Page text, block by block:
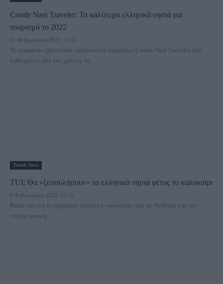
Conde Nast Traveler: Τα καλύτερα ελληνικά νησιά για
τουρισμό το 2022
21 Φεβρουαρίου 2022, 13:52
Το κορυφαίο βρετανικό ταξιδιωτικό περιοδικό Conde Nast Traveler έχει
καθιερώσει εδώ και χρόνια, τα...
Travel News
TUI: Θα «ξεπουλήσουν» τα ελληνικά νησιά φέτος το καλοκαίρι
9 Φεβρουαρίου 2022, 13:26
Καλά νέα για το ερχόμενο ελληνικό καλοκαίρι από το Ανόβερο και την
ετήσια γενική...